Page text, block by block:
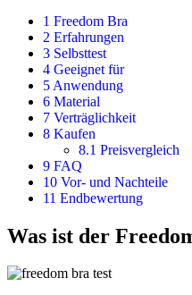
1 Freedom Bra
2 Erfahrungen
3 Selbsttest
4 Geeignet für
5 Anwendung
6 Material
7 Verträglichkeit
8 Kaufen
8.1 Preisvergleich
9 FAQ
10 Vor- und Nachteile
11 Endbewertung
Was ist der